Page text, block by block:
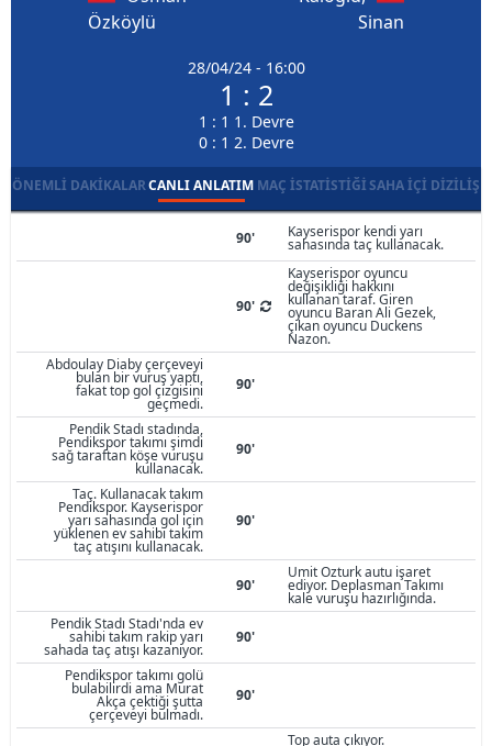
Özköylü
28/04/24 - 16:00
1 : 2
1 : 1 1. Devre
0 : 1 2. Devre
Sinan
ÖNEMLI DAKIKALARCANLI ANLATIM MAÇ İSTATISTIĞISAHA İÇI DIZILIŞ
90' Kayserispor kendi yarı
sahasında taç kullanacak.
90'
Kayserispor oyuncu
değişikliği hakkını
kullanan taraf. Giren
oyuncu Baran Ali Gezek,
çıkan oyuncu Duckens
Nazon.
Abdoulay Diaby çerçeveyi
bulan bir vuruş yaptı,
fakat top gol çizgisini
geçmedi.
90'
Pendik Stadı stadında,
Pendikspor takımı şimdi
sağ taraftan köşe vuruşu
kullanacak.
90'
Taç. Kullanacak takım
Pendikspor. Kayserispor
yarı sahasında gol için
yüklenen ev sahibi takım
taç atışını kullanacak.
90'
90'
Umit Ozturk autu işaret
ediyor. Deplasman Takımı
kale vuruşu hazırlığında.
Pendik Stadı Stadı'nda ev
sahibi takım rakip yarı
sahada taç atışı kazanıyor.
90'
Pendikspor takımı golü
bulabilirdi ama Murat
Akça çektiği şutta
çerçeveyi bulmadı.
90'
Top auta çıkıyor.